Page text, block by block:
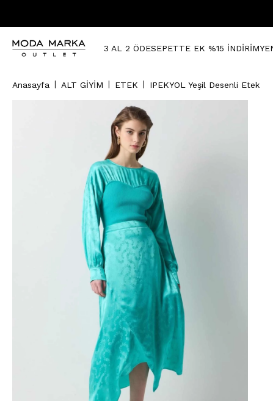
3 AL 2 ÖDESEPETTE EK %15 İNDİRİM
Anasayfa ALT GİYİM ETEK IPEKYOL Yeşil Desenli Etek